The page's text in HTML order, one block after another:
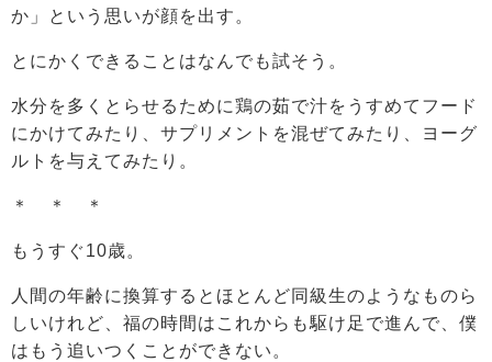
か」という思いが顔を出す。
とにかくできることはなんでも試そう。
水分を多くとらせるために鶏の茹で汁をうすめてフード
にかけてみたり、サプリメントを混ぜてみたり、ヨーグ
ルトを与えてみたり。
＊ ＊ ＊
もうすぐ10歳。
人間の年齢に換算するとほとんど同級生のようなものら
しいけれど、福の時間はこれからも駆け足で進んで、僕
はもう追いつくことができない。